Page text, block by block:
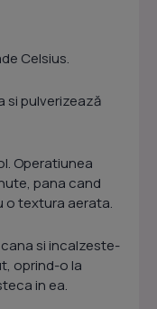
Celsius.
si pulverizează
Operatiunea
pana cand
o textura aerata.
si incalzeste-
oprind-o la
in ea.